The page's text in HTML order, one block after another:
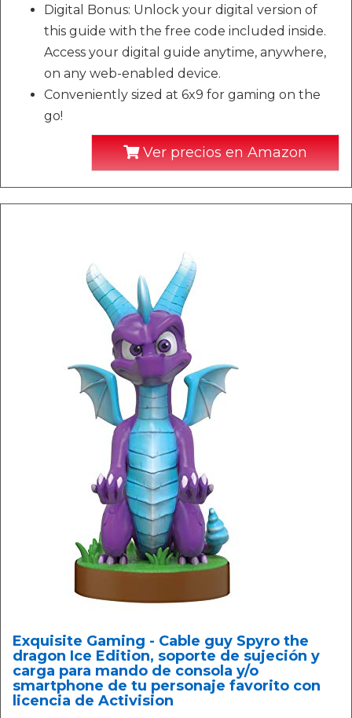
Digital Bonus: Unlock your digital version of
this guide with the free code included inside.
Access your digital guide anytime, anywhere,
on any web-enabled device.
Conveniently sized at 6x9 for gaming on the
go!
Ver precios en Amazon
Exquisite Gaming - Cable guy Spyro the
dragon Ice Edition, soporte de sujeción y
carga para mando de consola y/o
smartphone de tu personaje favorito con
licencia de Activision